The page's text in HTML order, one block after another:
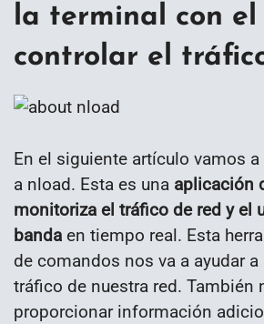
la terminal con el
controlar el
En el siguiente artículo vamos
a nload. Esta es una aplicación
monitoriza el tráfico de red y el
banda en tiempo real. Esta
de comandos nos va a ayudar a
tráfico de nuestra red. También
proporcionar información